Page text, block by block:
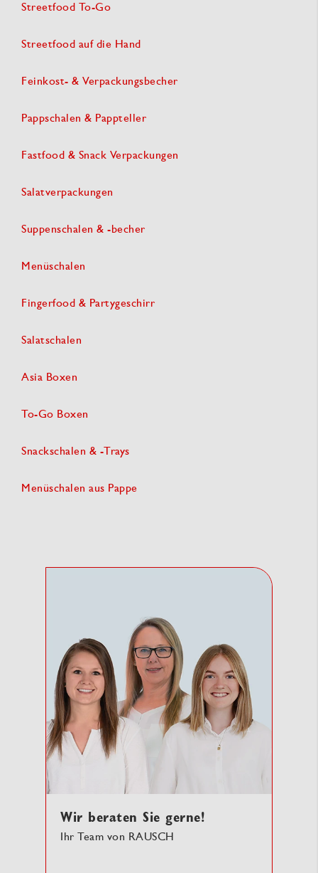
Streetfood To-Go
Streetfood auf die Hand
Feinkost- & Verpackungsbecher
Pappschalen & Pappteller
Fastfood & Snack Verpackungen
Salatverpackungen
Suppenschalen & -becher
Menüschalen
Fingerfood & Partygeschirr
Salatschalen
Asia Boxen
To-Go Boxen
Snackschalen & -Trays
Menüschalen aus Pappe
Wir beraten Sie gerne!
Ihr Team von RAUSCH